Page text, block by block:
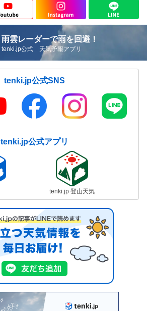
雨雲レーダーで雨を回避！
tenki.jp公式 天気予報アプリ
tenki.jp公式SNS
tenki.jp公式アプリ
tenki.jp 登山天気